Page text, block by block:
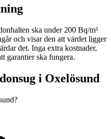
ska under 200 Bq/m³
och visar den att värdet ligger
det. Inga extra kostnader,
garantier ska fungera.
i Oxelösund